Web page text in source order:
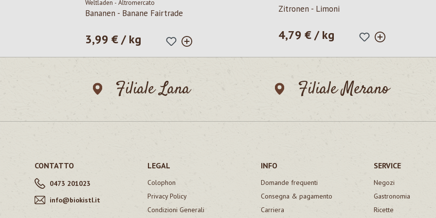
Weltladen - Altromercato
Bananen - Banane Fairtrade
Prezzo normale:
3,99 € / kg
Zitronen - Limoni
Prezzo normale:
4,79 € / kg
Filiale Lana Filiale Merano
CONTATTO
0473 201023
info@biokistl.it
LEGAL
Colophon
Privacy Policy
Condizioni Generali
INFO
Domande frequenti
Consegna & pagamento
Carriera
SERVICE
Negozi
Gastronomia
Ricette